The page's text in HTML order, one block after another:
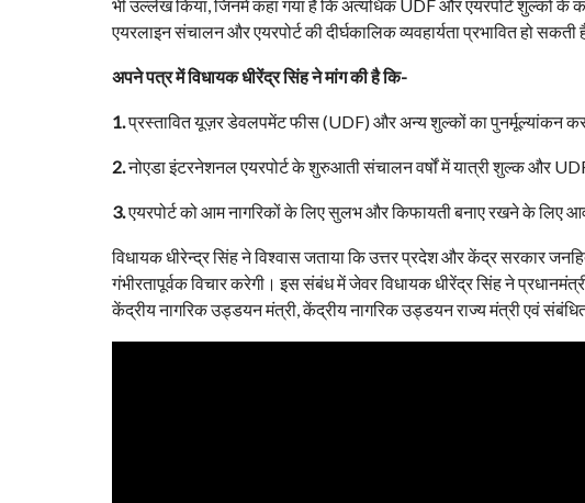
भी उल्लेख किया, जिनमें कहा गया है कि अत्यधिक UDF और एयरपोर्ट शुल्कों के
एयरलाइन संचालन और एयरपोर्ट की दीर्घकालिक व्यवहार्यता प्रभावित हो सकती
अपने पत्र में विधायक धीरेंद्र सिंह ने मांग की है कि-
1.प्रस्तावित यूज़र डेवलपमेंट फीस (UDF) और अन्य शुल्कों का पुनर्मूल्यांकन कर
2.नोएडा इंटरनेशनल एयरपोर्ट के शुरुआती संचालन वर्षों में यात्री शुल्क और
3.एयरपोर्ट को आम नागरिकों के लिए सुलभ और किफायती बनाए रखने के लिए
विधायक धीरेन्द्र सिंह ने विश्वास जताया कि उत्तर प्रदेश और केंद्र सरकार
गंभीरतापूर्वक विचार करेगी। इस संबंध में जेवर विधायक धीरेंद्र सिंह ने
केंद्रीय नागरिक उड्डयन मंत्री, केंद्रीय नागरिक उड्डयन राज्य मंत्री एवं